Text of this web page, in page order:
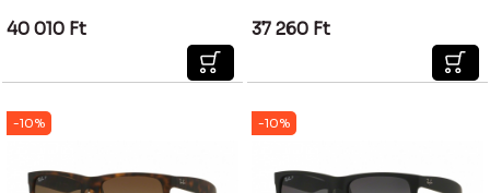
40 010 Ft 37 260 Ft
-10% -10%